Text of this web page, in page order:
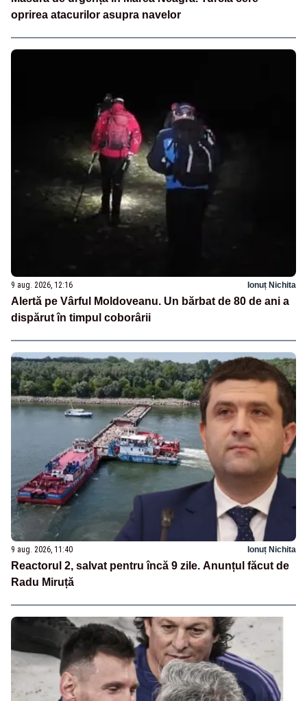
oprirea atacurilor asupra navelor
9 aug. 2026, 12:16 Ionuț Nichita
Alertă pe Vârful Moldoveanu. Un bărbat de 80 de ani a
dispărut în timpul coborârii
9 aug. 2026, 11:40 Ionuț Nichita
Reactorul 2, salvat pentru încă 9 zile. Anunțul făcut de
Radu Miruță